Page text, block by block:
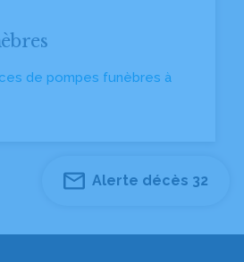
de pompes funèbres à
Alerte décès 32